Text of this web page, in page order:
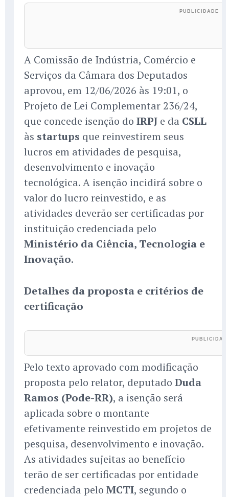
A Comissão de Indústria, Comércio e
Serviços da Câmara dos Deputados
aprovou, em 12/06/2026 às 19:01, o
Projeto de Lei Complementar 236/24,
que concede isenção do IRPJ e da CSLL
às startups que reinvestirem seus
lucros em atividades de pesquisa,
desenvolvimento e inovação
tecnológica. A isenção incidirá sobre o
valor do lucro reinvestido, e as
atividades deverão ser certificadas por
instituição credenciada pelo
Ministério da Ciência, Tecnologia e
Inovação.
Detalhes da proposta e critérios de
certificação
Pelo texto aprovado com modificação
proposta pelo relator, deputado Duda
Ramos (Pode-RR), a isenção será
aplicada sobre o montante
efetivamente reinvestido em projetos de
pesquisa, desenvolvimento e inovação.
As atividades sujeitas ao benefício
terão de ser certificadas por entidade
credenciada pelo MCTI, segundo o